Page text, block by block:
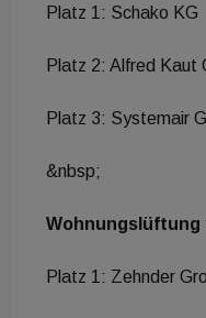
Platz 1: Schako KG
Platz 2: Alfred Kaut
Platz 3: Systemair
&nbsp;
Wohnungslüftung
Platz 1: Zehnder